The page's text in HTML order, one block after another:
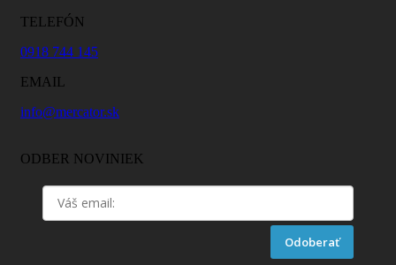
TELEFÓN
0918 744 145
EMAIL
info@mercator.sk
ODBER NOVINIEK
Odoberať